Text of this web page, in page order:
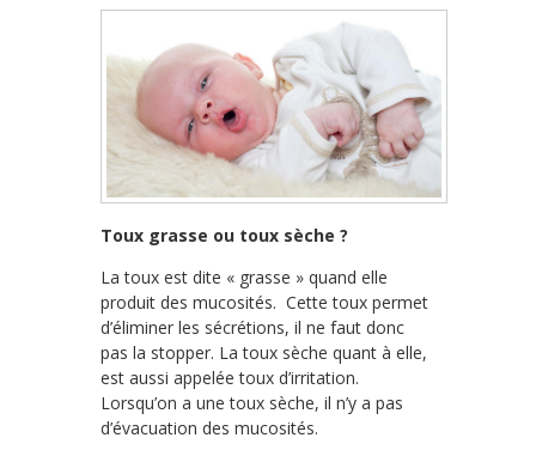
Toux grasse ou toux sèche ?
La toux est dite « grasse » quand elle
produit des mucosités. Cette toux permet
d’éliminer les sécrétions, il ne faut donc
pas la stopper. La toux sèche quant à elle,
est aussi appelée toux d’irritation.
Lorsqu’on a une toux sèche, il n’y a pas
d’évacuation des mucosités.